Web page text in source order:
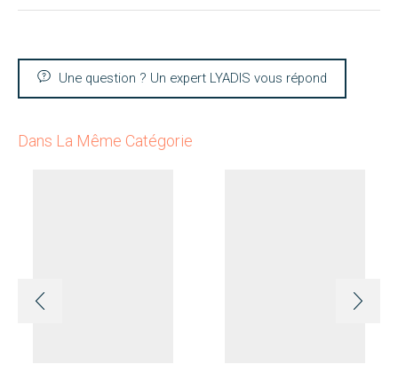
Une question ? Un expert LYADIS vous répond
Dans La Même Catégorie